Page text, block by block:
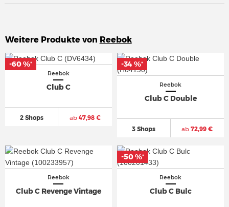
Weitere Produkte von Reebok
Reebok
Club C
2 Shops ab47,98 €
-60 %*
-60 %*
Reebok
Club C Double
3 Shops ab 72,99 €
-34 %*
-34 %*
Reebok
Club C Revenge Vintage
Reebok
Club C Bulc
-50 %*
-50 %*